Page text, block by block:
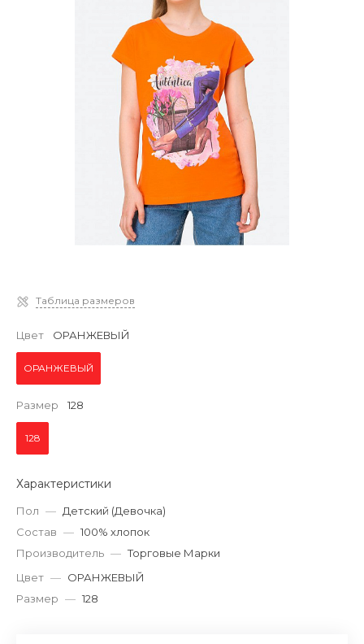
Таблица размеров
Цвет ОРАНЖЕВЫЙ
ОРАНЖЕВЫЙ
Размер 128
128
Характеристики
Пол — Детский (Девочка)
Состав — 100% хлопок
Производитель — Торговые Марки
Цвет — ОРАНЖЕВЫЙ
Размер — 128